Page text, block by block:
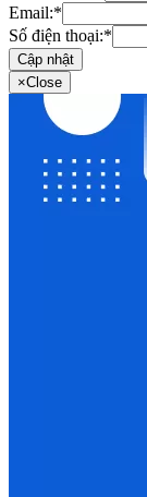
Email:*
Số điện thoại:*
Cập nhật
×Close